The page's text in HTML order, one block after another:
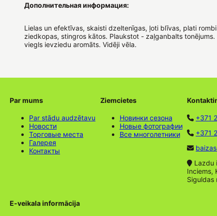
Дополнительная информация:
Lielas un efektīvas, skaisti dzeltenīgas, ļoti blīvas, plati
ziedkopas, stingros kātos. Plaukstot - zaļganbalts
viegls ievziedu aromāts. Vidēji vēla.
Par mums
Par stādu audzētavu
Новости
Торговые места
Галерея
Контакты
Ziemcietes
Новинки сезона
Новые фотографии
Все многолетники
+371
+371
Lazdu
Inciems,
Siguldas
E-veikala informācija